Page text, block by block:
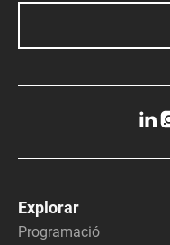
Explorar
Programació